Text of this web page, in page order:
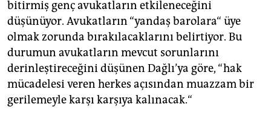
bitirmiş genç avukatların etkileneceğini
düşünüyor. Avukatların “yandaş barolara“ üye
olmak zorunda bırakılacaklarını belirtiyor. Bu
durumun avukatların mevcut sorunlarını
derinleştireceğini düşünen Dağlı’ya göre, “hak
mücadelesi veren herkes açısından muazzam bir
gerilemeyle karşı karşıya kalınacak.“